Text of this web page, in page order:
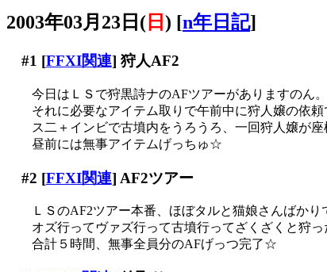
2003年03月23日( 日 ) [n年日記]
#1 [FFXI関連] 狩人AF2
今日はＬＳで狩黒詩ナのAFツアーがありますのん。
それに必要なアイテム取りで午前中に狩人嬢の依頼
ス二＋インビで古墳内をうろうろ、一回狩人嬢が
昼前には無事アイテムげっちゅ☆
#2 [FFXI関連] AF2ツアー
ＬＳのAF2ツアー本番、ほぼタルと猫娘さんばか
オズ行ってヴァズ行って古墳行ってざくざくと狩っ
合計５時間、無事全員分のAFげっつ完了☆